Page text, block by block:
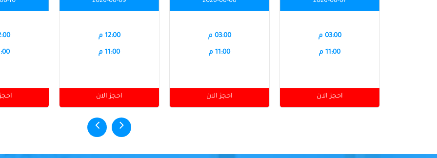
03:00 م
11:00 م
احجز الان
03:00 م
11:00 م
احجز الان
12:00 م
11:00 م
احجز الان